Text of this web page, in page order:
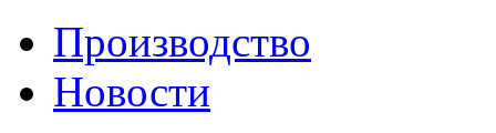
Производство
Новости